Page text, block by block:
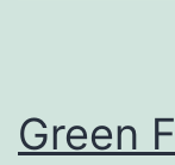
Green